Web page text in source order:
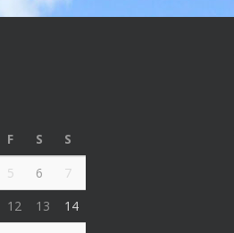
F S
S
5 6
7
12 13
14